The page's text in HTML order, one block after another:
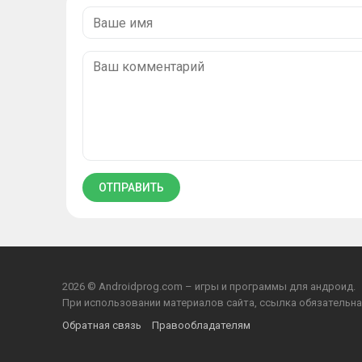
2026 © Androidprog.com – игры и программы для андроид.
При использовании материалов сайта, ссылка
Обратная связь
Правообладателям